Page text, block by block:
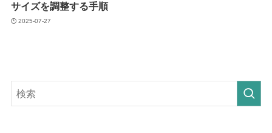
サイズを調整する手順
2025-07-27